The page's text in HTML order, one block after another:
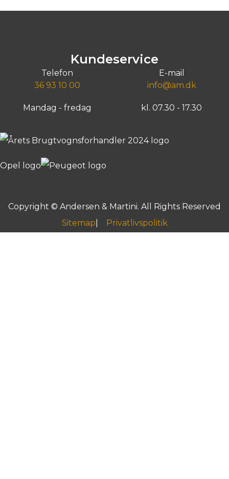
Taastrup, Husmandsvej 3
Kundeservice
Telefon
36 93 10 00
E-mail
info@am.dk
Mandag - fredag kl. 07.30 - 17.30
Copyright © Andersen & Martini. All Rights Reserved
Sitemap
Privatlivspolitik